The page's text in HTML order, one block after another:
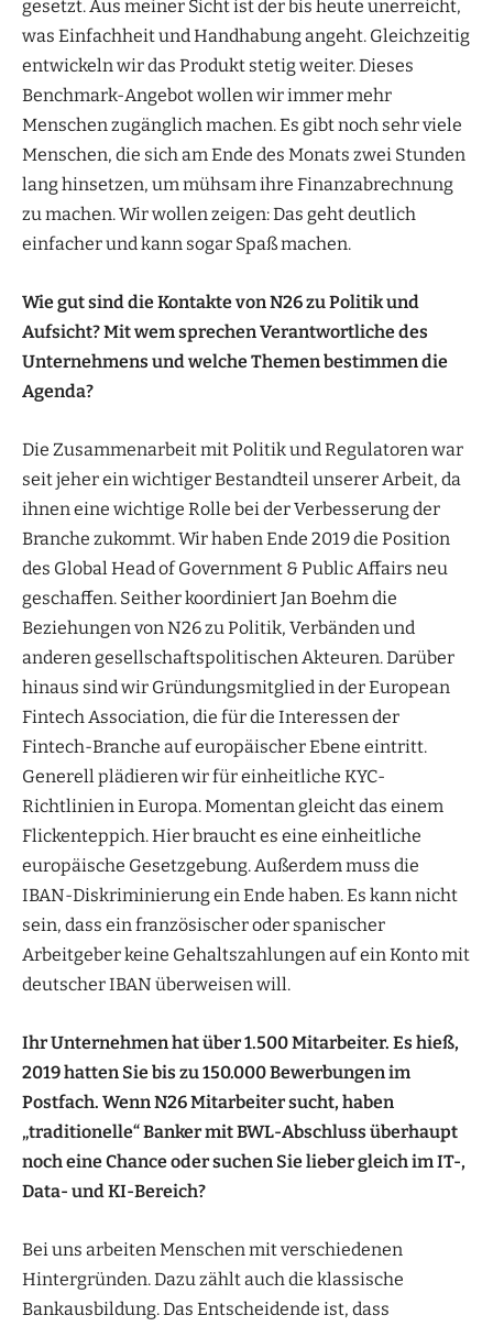
gesetzt. Aus meiner Sicht ist der bis heute unerreicht,
was Einfachheit und Handhabung angeht. Gleichzeitig
entwickeln wir das Produkt stetig weiter. Dieses
Benchmark-Angebot wollen wir immer mehr
Menschen zugänglich machen. Es gibt noch sehr viele
Menschen, die sich am Ende des Monats zwei Stunden
lang hinsetzen, um mühsam ihre Finanzabrechnung
zu machen. Wir wollen zeigen: Das geht deutlich
einfacher und kann sogar Spaß machen.
Wie gut sind die Kontakte von N26 zu Politik und
Aufsicht? Mit wem sprechen Verantwortliche des
Unternehmens und welche Themen bestimmen die
Agenda?
Die Zusammenarbeit mit Politik und Regulatoren war
seit jeher ein wichtiger Bestandteil unserer Arbeit, da
ihnen eine wichtige Rolle bei der Verbesserung der
Branche zukommt. Wir haben Ende 2019 die Position
des Global Head of Government & Public Affairs neu
geschaffen. Seither koordiniert Jan Boehm die
Beziehungen von N26 zu Politik, Verbänden und
anderen gesellschaftspolitischen Akteuren. Darüber
hinaus sind wir Gründungsmitglied in der European
Fintech Association, die für die Interessen der
Fintech-Branche auf europäischer Ebene eintritt.
Generell plädieren wir für einheitliche KYC-
Richtlinien in Europa. Momentan gleicht das einem
Flickenteppich. Hier braucht es eine einheitliche
europäische Gesetzgebung. Außerdem muss die
IBAN-Diskriminierung ein Ende haben. Es kann nicht
sein, dass ein französischer oder spanischer
Arbeitgeber keine Gehaltszahlungen auf ein Konto mit
deutscher IBAN überweisen will.
Ihr Unternehmen hat über 1.500 Mitarbeiter. Es hieß,
2019 hatten Sie bis zu 150.000 Bewerbungen im
Postfach. Wenn N26 Mitarbeiter sucht, haben
„traditionelle“ Banker mit BWL-Abschluss überhaupt
noch eine Chance oder suchen Sie lieber gleich im IT-,
Data- und KI-Bereich?
Bei uns arbeiten Menschen mit verschiedenen
Hintergründen. Dazu zählt auch die klassische
Bankausbildung. Das Entscheidende ist, dass